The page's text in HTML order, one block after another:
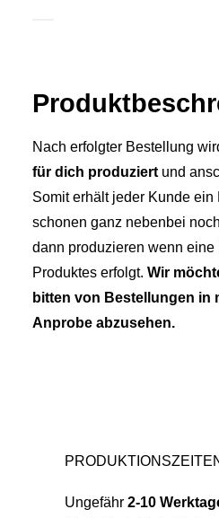
Nach erfolgter Bestellung
für dich produziert und
Somit erhält jeder Kunde
schonen ganz nebenbei
dann produzieren wenn
Produktes erfolgt. Wir
bitten von Bestellungen in
Anprobe abzusehen.
Ungefähr 2-10